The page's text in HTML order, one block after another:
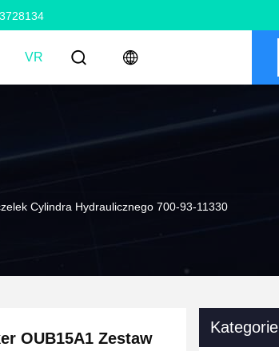
VR
Cylindra Hydraulicznego 700-93-11330
OUB15A1 Zestaw
Kategorie